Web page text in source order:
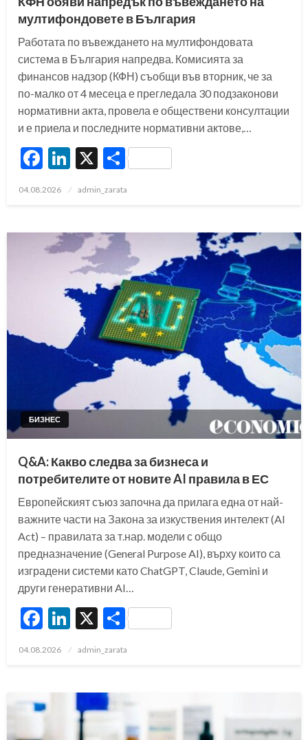
мултифондовете в България
Работата по въвеждането на мултифондовата
система в България напредва. Комисията за
финансов надзор (КФН) съобщи във вторник, че за
по-малко от 4 месеца е прегледала 30 подзаконови
нормативни акта, провела е обществени консултации
и е приела и последните нормативни актове,…
Facebook
LinkedIn
X Share
Posted
04.08.2026 admin_zarata
БИЗНЕС
Q&A: Какво следва за бизнеса и
потребителите от новите AI правила в ЕС
Европейският съюз започна да прилага една от най-
важните части на Закона за изкуствения интелект (AI
Act) – правилата за т.нар. модели с общо
предназначение (General Purpose AI), върху които са
изградени системи като ChatGPT, Claude, Gemini и
други генеративни AI…
Facebook
LinkedIn
X Share
Posted
04.08.2026 admin_zarata